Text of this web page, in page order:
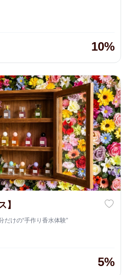
国・石垣島で、丁寧に育てられた極上の
10%
】
だけの“手作り香水体験”
5%